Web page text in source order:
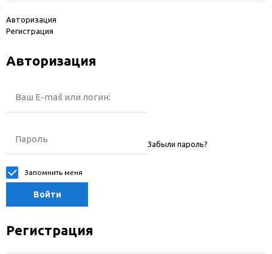
Авторизация
Регистрация
Авторизация
Ваш E-mail или логин:
Пароль Забыли пароль?
Запомнить меня
Войти
Регистрация